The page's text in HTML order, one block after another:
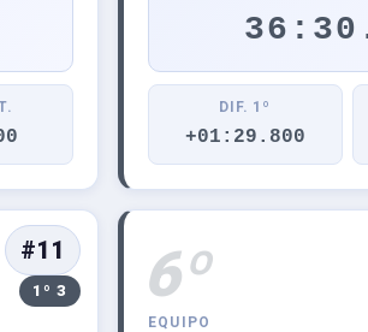
DIF. 1º
+01:29.800
#11
1º 3 6º
EQUIPO